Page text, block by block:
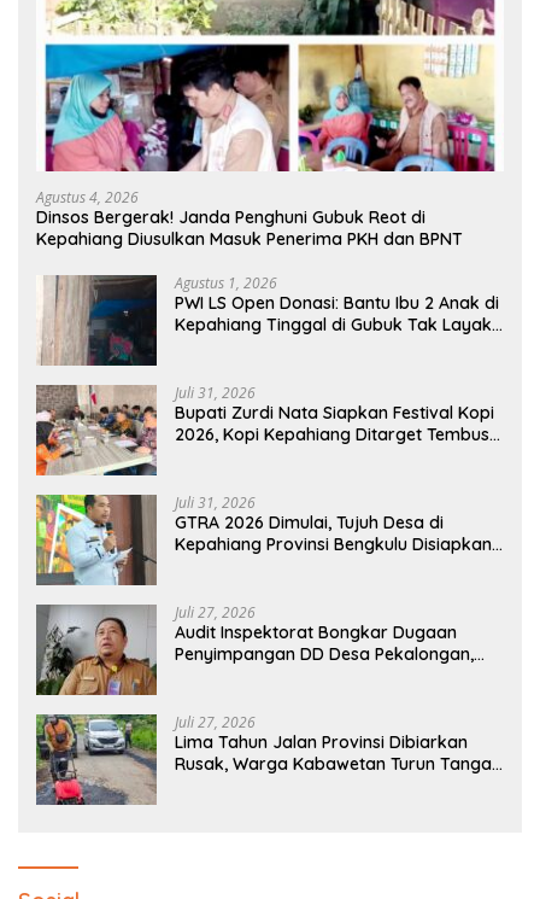
Agustus 4, 2026
Dinsos Bergerak! Janda Penghuni Gubuk Reot di
Kepahiang Diusulkan Masuk Penerima PKH dan BPNT
Agustus 1, 2026
PWI LS Open Donasi: Bantu Ibu 2 Anak di
Kepahiang Tinggal di Gubuk Tak Layak
Juli 31, 2026
Bupati Zurdi Nata Siapkan Festival Kopi
2026, Kopi Kepahiang Ditarget Tembus
Juli 31, 2026
GTRA 2026 Dimulai, Tujuh Desa di
Kepahiang Provinsi Bengkulu Disiapkan
Juli 27, 2026
Audit Inspektorat Bongkar Dugaan
Penyimpangan DD Desa Pekalongan,
Juli 27, 2026
Lima Tahun Jalan Provinsi Dibiarkan
Rusak, Warga Kabawetan Turun Tangan